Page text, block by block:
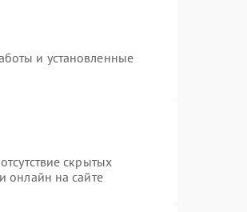
и установленные
скрытых
онлайн на сайте